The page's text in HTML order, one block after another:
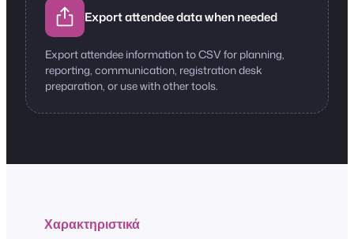
Export attendee data when needed
Export attendee information to CSV for planning,
reporting, communication, registration desk
preparation, or use with other tools.
Χαρακτηριστικά